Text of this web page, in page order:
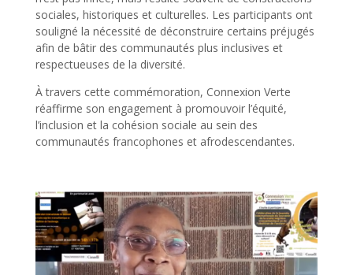
sociales, historiques et culturelles. Les participants ont
souligné la nécessité de déconstruire certains préjugés
afin de bâtir des communautés plus inclusives et
respectueuses de la diversité.
À travers cette commémoration, Connexion Verte
réaffirme son engagement à promouvoir l’équité,
l’inclusion et la cohésion sociale au sein des
communautés francophones et afrodescendantes.